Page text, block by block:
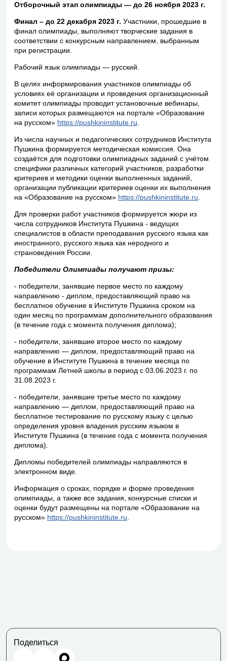
Отборочный этап олимпиады — до 26 ноября 2023 г.
Финал – до 22 декабря 2023 г. Участники, прошедшие в
финал олимпиады, выполняют творческие задания в
соответствии с конкурсным направлением, выбранным
при регистрации.
Рабочий язык олимпиады — русский.
В целях информирования участников олимпиады об
условиях её организации и проведения организационный
комитет олимпиады проводит установочные вебинары,
записи которых размещаются на портале «Образование
на русском» https://pushkininstitute.ru
Из числа научных и педагогических сотрудников Института
Пушкина формируется методическая комиссия. Она
создаётся для подготовки олимпиадных заданий с учётом
специфики различных категорий участников, разработки
критериев и методики оценки выполненных заданий,
организации публикации критериев оценки их выполнения
на «Образование на русском» https://pushkininstitute.ru
Для проверки работ участников формируется жюри из
числа сотрудников Института Пушкина - ведущих
специалистов в области преподавания русского языка как
иностранного, русского языка как неродного и
страноведения России.
Победители Олимпиады получают призы:
- победители, занявшие первое место по каждому
направлению - диплом, предоставляющий право на
бесплатное обучение в Институте Пушкина сроком на
один месяц по программам дополнительного образования
(в течение года с момента получения диплома);
- победители, занявшие второе место по каждому
направлению — диплом, предоставляющий право на
обучение в Институте Пушкина в течение месяца по
программам Летней школы в период с 03.06.2023 г. по
31.08.2023 г.
- победители, занявшие третье место по каждому
направлению — диплом, предоставляющий право на
бесплатное тестирование по русскому языку с целью
определения уровня владения русским языком в
Институте Пушкина (в течение года с момента получения
диплома).
Дипломы победителей олимпиады направляются в
электронном виде.
Информация о сроках, порядке и форме проведения
олимпиады, а также все задания, конкурсные списки и
оценки будут размещены на портале «Образование на
русском» https://pushkininstitute.ru
Поделиться